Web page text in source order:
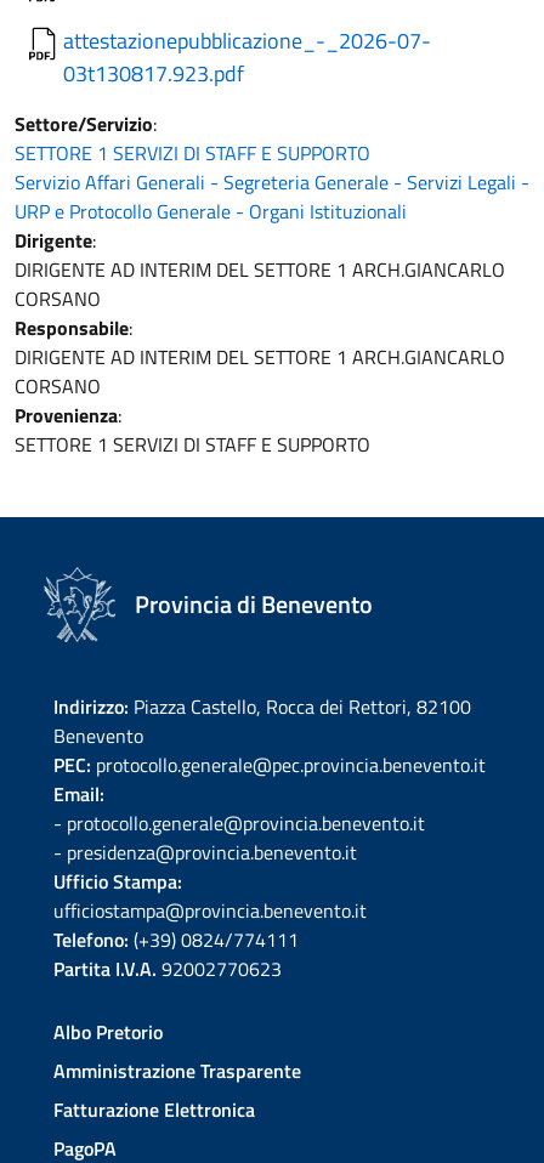
attestazionepubblicazione_-_2026-07-
03t130817.923.pdf
Settore/Servizio:
SETTORE 1 SERVIZI DI STAFF E SUPPORTO
Servizio Affari Generali - Segreteria Generale - Servizi Legali -
URP e Protocollo Generale - Organi Istituzionali
Dirigente:
DIRIGENTE AD INTERIM DEL SETTORE 1 ARCH.GIANCARLO
CORSANO
Responsabile:
DIRIGENTE AD INTERIM DEL SETTORE 1 ARCH.GIANCARLO
CORSANO
Provenienza:
SETTORE 1 SERVIZI DI STAFF E SUPPORTO
Provincia di Benevento
Indirizzo: Piazza Castello, Rocca dei Rettori, 82100
Benevento
PEC: protocollo.generale@pec.provincia.benevento.it
Email:
- protocollo.generale@provincia.benevento.it
- presidenza@provincia.benevento.it
Ufficio Stampa:
ufficiostampa@provincia.benevento.it
Telefono: (+39) 0824/774111
Partita I.V.A. 92002770623
Albo Pretorio
Amministrazione Trasparente
Fatturazione Elettronica
PagoPA